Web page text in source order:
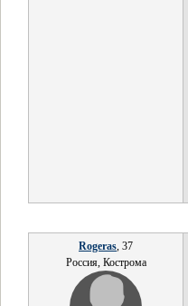
Rogeras, 37
Россия, Кострома